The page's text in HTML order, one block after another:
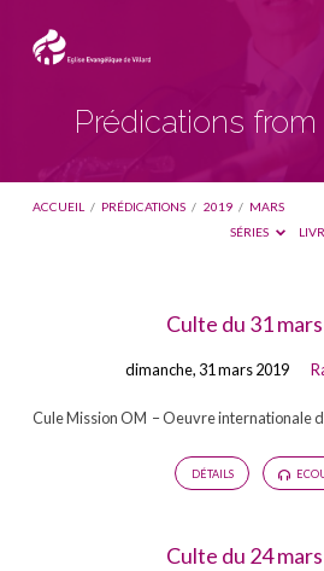
Prédications from
ACCUEIL / PRÉDICATIONS / 2019 / MARS
SÉRIES
Prédications
2019
Culte du 31
dimanche, 31 mars 2019
Cule Mission OM – Oeuvre internationale
DÉTAILS
Culte du 24